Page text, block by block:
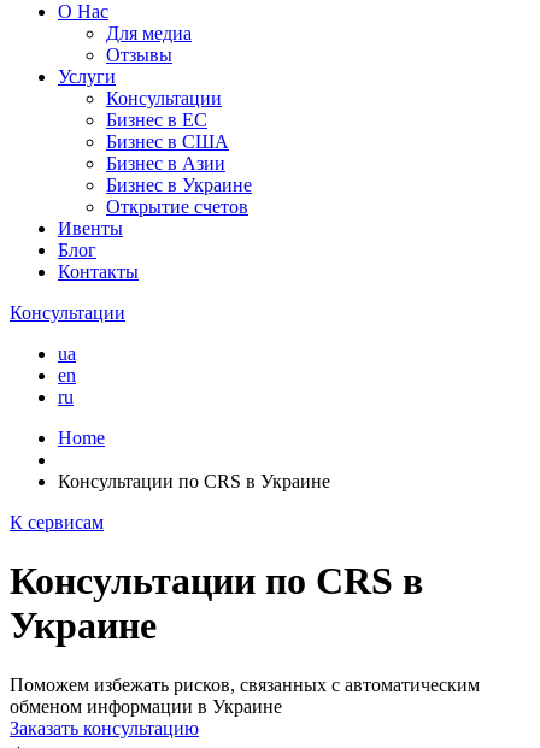
О Нас
Для медиа
Отзывы
Услуги
Консультации
Бизнес в ЕС
Бизнес в США
Бизнес в Азии
Бизнес в Украине
Открытие счетов
Ивенты
Блог
Контакты
Консультации
ua
en
ru
Home
Консультации по CRS в Украине
К сервисам
Консультации по CRS в
Украине
Поможем избежать рисков, связанных с автоматическим
обменом информации в Украине
Заказать консультацию